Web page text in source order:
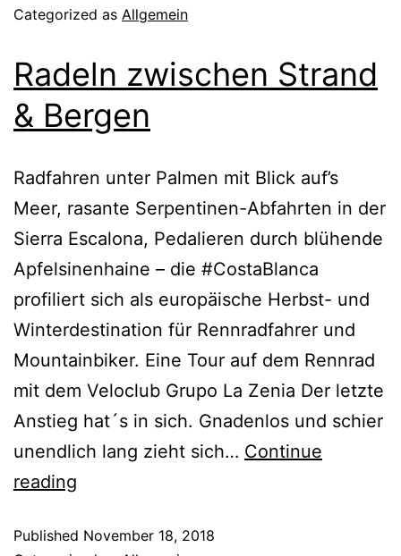
Categorized as Allgemein
Radeln zwischen Strand
& Bergen
Radfahren unter Palmen mit Blick auf’s
Meer, rasante Serpentinen-Abfahrten in der
Sierra Escalona, Pedalieren durch blühende
Apfelsinenhaine – die #CostaBlanca
profiliert sich als europäische Herbst- und
Winterdestination für Rennradfahrer und
Mountainbiker. Eine Tour auf dem Rennrad
mit dem Veloclub Grupo La Zenia Der letzte
Anstieg hat´s in sich. Gnadenlos und schier
unendlich lang zieht sich… Continue
reading
Published November 18, 2018